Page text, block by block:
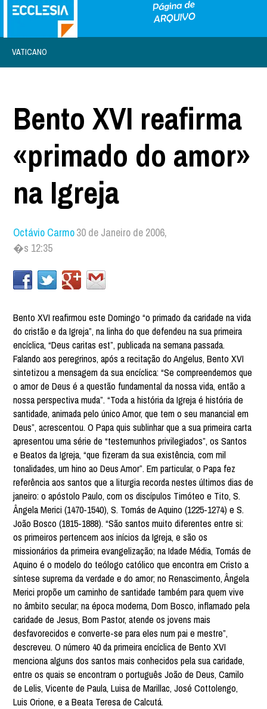
VATICANO
Bento XVI reafirma
«primado do amor»
na Igreja
Octávio Carmo30 de Janeiro de 2006,
�s 12:35
Bento XVI reafirmou este Domingo “o primado da caridade na vida
do cristão e da Igreja”, na linha do que defendeu na sua primeira
encíclica, “Deus caritas est”, publicada na semana passada.
Falando aos peregrinos, após a recitação do Angelus, Bento XVI
sintetizou a mensagem da sua encíclica: “Se compreendemos que
o amor de Deus é a questão fundamental da nossa vida, então a
nossa perspectiva muda”. “Toda a história da Igreja é história de
santidade, animada pelo único Amor, que tem o seu manancial em
Deus”, acrescentou. O Papa quis sublinhar que a sua primeira carta
apresentou uma série de “testemunhos privilegiados”, os Santos
e Beatos da Igreja, “que fizeram da sua existência, com mil
tonalidades, um hino ao Deus Amor”. Em particular, o Papa fez
referência aos santos que a liturgia recorda nestes últimos dias de
janeiro: o apóstolo Paulo, com os discípulos Timóteo e Tito, S.
Ângela Merici (1470-1540), S. Tomás de Aquino (1225-1274) e S.
João Bosco (1815-1888). “São santos muito diferentes entre si:
os primeiros pertencem aos inícios da Igreja, e são os
missionários da primeira evangelização; na Idade Média, Tomás de
Aquino é o modelo do teólogo católico que encontra em Cristo a
síntese suprema da verdade e do amor; no Renascimento, Ângela
Merici propõe um caminho de santidade também para quem vive
no âmbito secular; na época moderna, Dom Bosco, inflamado pela
caridade de Jesus, Bom Pastor, atende os jovens mais
desfavorecidos e converte-se para eles num pai e mestre”,
descreveu. O número 40 da primeira encíclica de Bento XVI
menciona alguns dos santos mais conhecidos pela sua caridade,
entre os quais se encontram o português João de Deus, Camilo
de Lelis, Vicente de Paula, Luisa de Marillac, José Cottolengo,
Luis Orione, e a Beata Teresa de Calcutá.